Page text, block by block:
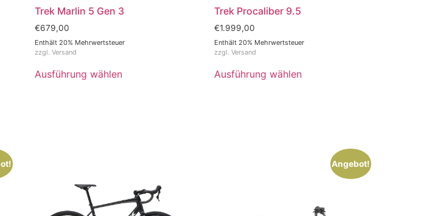
Trek Marlin 5 Gen 3
€679,00
Enthält 20% Mehrwertsteuer
zzgl.Versand
Ausführung wählen
Trek Procaliber 9.5
€1.999,00
Enthält 20% Mehrwertsteuer
zzgl.Versand
Ausführung wählen
Angebot!